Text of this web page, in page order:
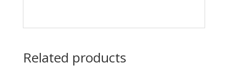
Related products